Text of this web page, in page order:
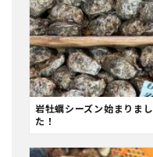
岩牡蠣シーズン始まりまし
た！